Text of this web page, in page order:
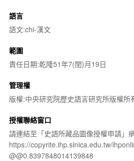
語言
語文:chi-漢文
範圍
責任日期:乾隆51年7(閏)月19日
管理權
版權:中央研究院歷史語言研究所版權所
授權聯絡窗口
請連結至「史語所藏品圖像授權申請」
https://copyrite.ihp.sinica.edu.tw/
@@0.8397848014139848